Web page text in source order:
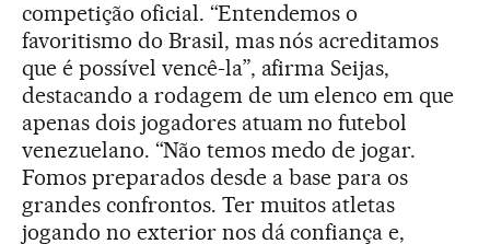
competição oficial. “Entendemos o
favoritismo do Brasil, mas nós acreditamos
que é possível vencê-la”, afirma Seijas,
destacando a rodagem de um elenco em que
apenas dois jogadores atuam no futebol
venezuelano. “Não temos medo de jogar.
Fomos preparados desde a base para os
grandes confrontos. Ter muitos atletas
jogando no exterior nos dá confiança e,